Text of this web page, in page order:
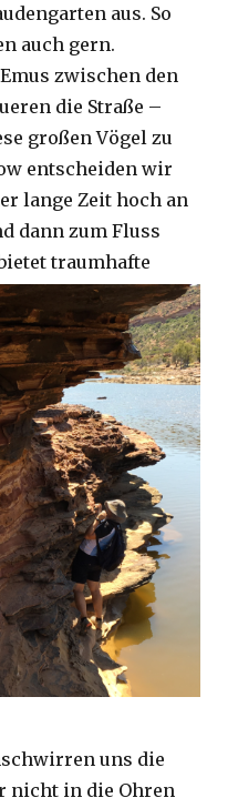
aus. So
auch gern.
zwischen den
die Straße –
großen Vögel zu
entscheiden wir
lange Zeit hoch an
dann zum Fluss
traumhafte
uns die
nicht in die Ohren